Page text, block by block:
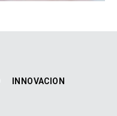
INNOVACION